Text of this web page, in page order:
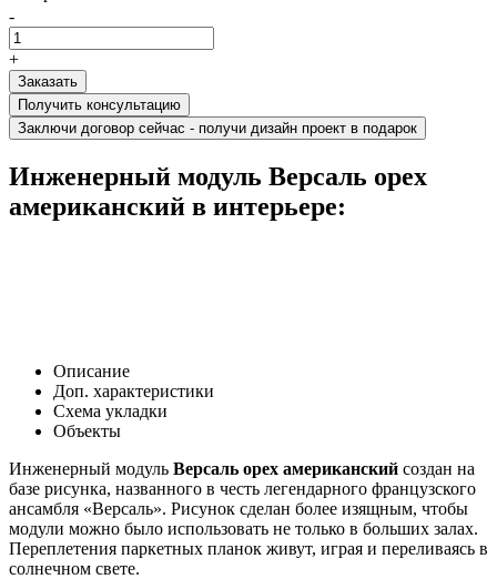
-
+
Получить консультацию
Заключи договор сейчас - получи дизайн проект в подарок
Инженерный модуль Версаль орех
американский в интерьере:
Описание
Доп. характеристики
Схема укладки
Объекты
Инженерный модуль Версаль орех американский создан на
базе рисунка, названного в честь легендарного французского
ансамбля «Версаль». Рисунок сделан более изящным, чтобы
модули можно было использовать не только в больших залах.
Переплетения паркетных планок живут, играя и переливаясь в
солнечном свете.